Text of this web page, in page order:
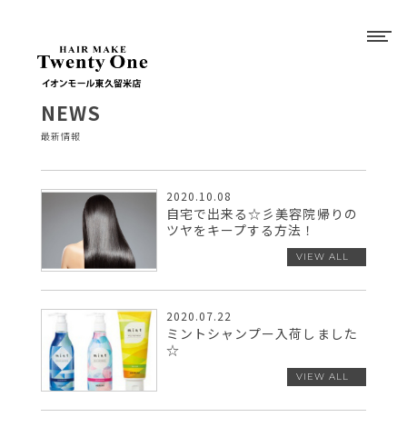
NEWS
最新情報
2020.10.08
自宅で出来る☆彡美容院帰りの
ツヤをキープする方法！
2020.07.22
ミントシャンプー入荷しました
☆